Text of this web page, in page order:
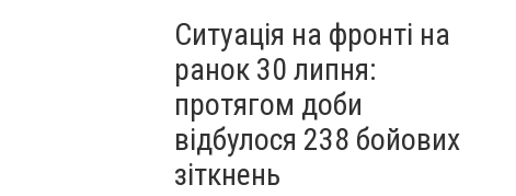
Ситуація на фронті на
ранок 30 липня:
протягом доби
відбулося 238 бойових
зіткнень